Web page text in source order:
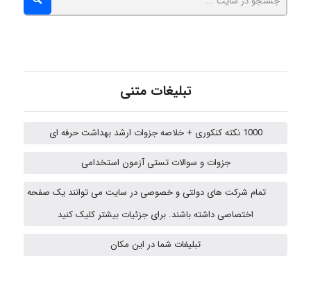
abolfazlkoshehe
تبلیغات متنی
1000 نکته کنکوری + خلاصه جزوات ارشد بهداشت حرفه ای
جزوات و سوالات تستی آزمون استخدامی
تمام شرکت های دولتی و خصوصی در سایت می توانند یک صفحه
اختصاصی داشته باشند. برای جزئیات بیشتر کلیک کنید
تبلیغات شما در این مکان